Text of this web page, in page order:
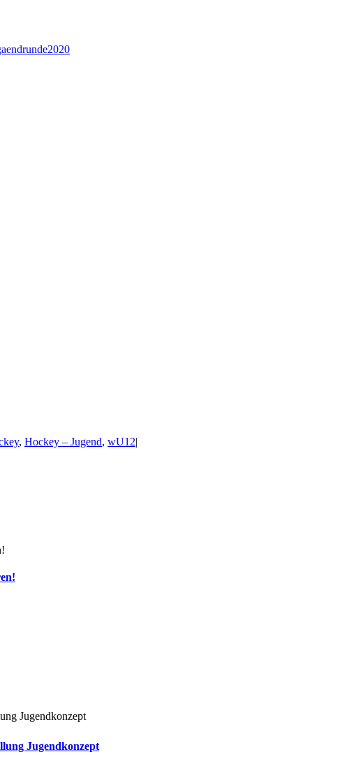
, Hockey – Jugend, wU12|
Jugendkonzept